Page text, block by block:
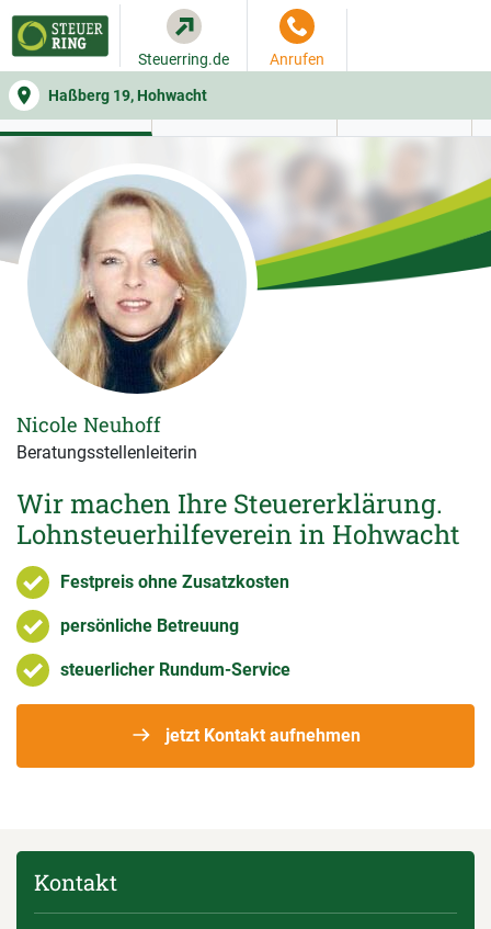
Haßberg 19, Hohwacht
Steuerring.de Anrufen
WER SIE BERÄT BEITRAGSRECHNER
Wir machen Ihre Steuererklärung.
Lohnsteuerhilfeverein in Hohwacht
Festpreis ohne Zusatzkosten
persönliche Betreuung
steuerlicher Rundum-Service
jetzt Kontakt aufnehmen
Nicole Neuhoff
Beratungsstellenleiterin
Kontakt